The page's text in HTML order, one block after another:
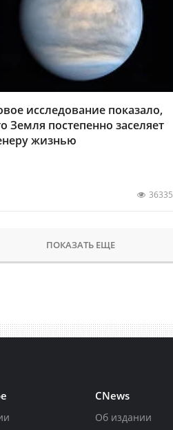
исследование показало,
Земля постепенно заселяет
жизнью
36335
ПОКАЗАТЬ ЕЩЕ
CNews
Об издании